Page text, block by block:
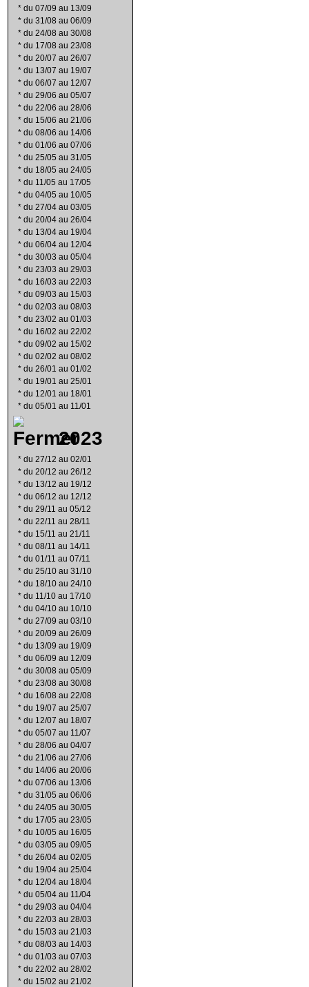
* du 07/09 au 13/09
* du 31/08 au 06/09
* du 24/08 au 30/08
* du 17/08 au 23/08
* du 20/07 au 26/07
* du 13/07 au 19/07
* du 06/07 au 12/07
* du 29/06 au 05/07
* du 22/06 au 28/06
* du 15/06 au 21/06
* du 08/06 au 14/06
* du 01/06 au 07/06
* du 25/05 au 31/05
* du 18/05 au 24/05
* du 11/05 au 17/05
* du 04/05 au 10/05
* du 27/04 au 03/05
* du 20/04 au 26/04
* du 13/04 au 19/04
* du 06/04 au 12/04
* du 30/03 au 05/04
* du 23/03 au 29/03
* du 16/03 au 22/03
* du 09/03 au 15/03
* du 02/03 au 08/03
* du 23/02 au 01/03
* du 16/02 au 22/02
* du 09/02 au 15/02
* du 02/02 au 08/02
* du 26/01 au 01/02
* du 19/01 au 25/01
* du 12/01 au 18/01
* du 05/01 au 11/01
2023
* du 27/12 au 02/01
* du 20/12 au 26/12
* du 13/12 au 19/12
* du 06/12 au 12/12
* du 29/11 au 05/12
* du 22/11 au 28/11
* du 15/11 au 21/11
* du 08/11 au 14/11
* du 01/11 au 07/11
* du 25/10 au 31/10
* du 18/10 au 24/10
* du 11/10 au 17/10
* du 04/10 au 10/10
* du 27/09 au 03/10
* du 20/09 au 26/09
* du 13/09 au 19/09
* du 06/09 au 12/09
* du 30/08 au 05/09
* du 23/08 au 30/08
* du 16/08 au 22/08
* du 19/07 au 25/07
* du 12/07 au 18/07
* du 05/07 au 11/07
* du 28/06 au 04/07
* du 21/06 au 27/06
* du 14/06 au 20/06
* du 07/06 au 13/06
* du 31/05 au 06/06
* du 24/05 au 30/05
* du 17/05 au 23/05
* du 10/05 au 16/05
* du 03/05 au 09/05
* du 26/04 au 02/05
* du 19/04 au 25/04
* du 12/04 au 18/04
* du 05/04 au 11/04
* du 29/03 au 04/04
* du 22/03 au 28/03
* du 15/03 au 21/03
* du 08/03 au 14/03
* du 01/03 au 07/03
* du 22/02 au 28/02
* du 15/02 au 21/02